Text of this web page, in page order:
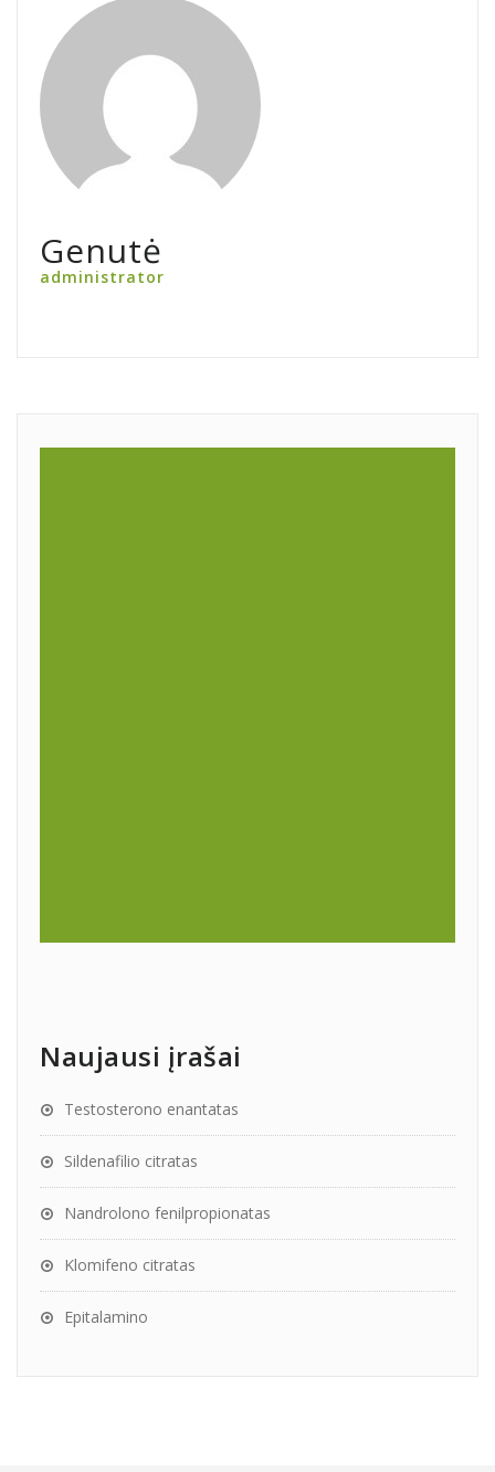
Genutė
administrator
Naujausi įrašai
Testosterono enantatas
Sildenafilio citratas
Nandrolono fenilpropionatas
Klomifeno citratas
Epitalamino